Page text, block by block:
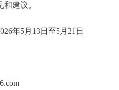
建议。
年5月 13日至5月 21 日